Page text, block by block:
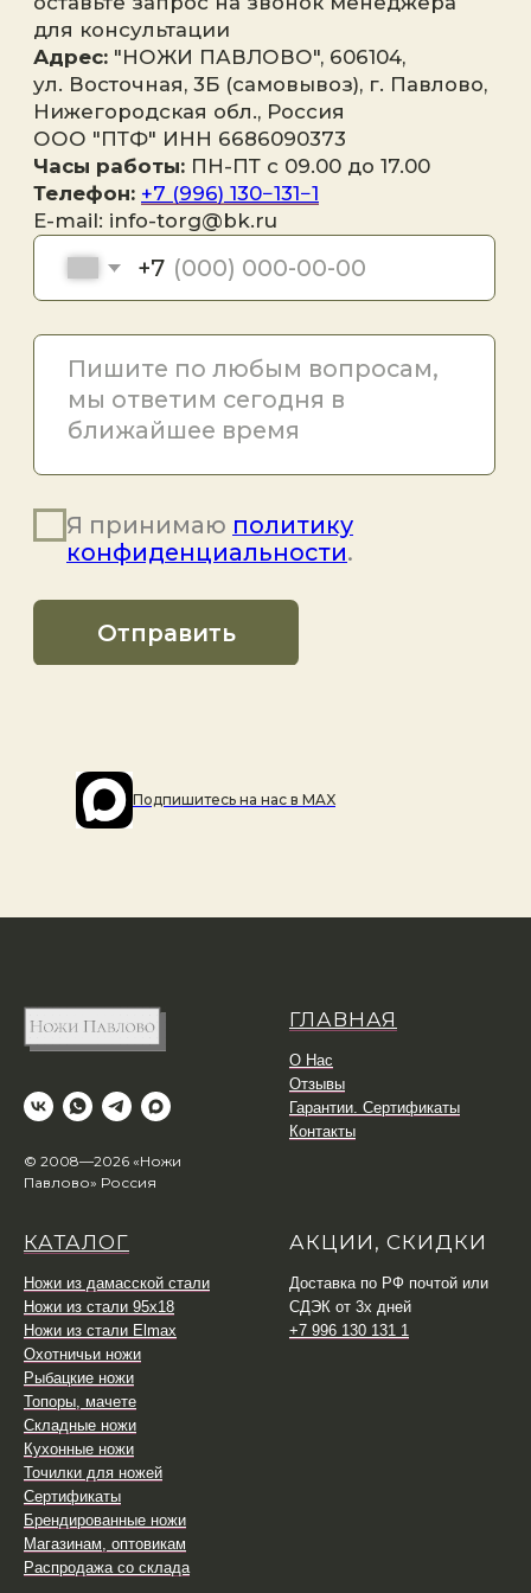
Подпишитесь на наc в MAX
© 2008—2026 «Ножи
Павлово» Россия
ГЛАВНАЯ
О Нас
Отзывы
Гарантии. Сертификаты
Контакты
КАТАЛОГ
Ножи из дамасской стали
Ножи из стали 95х18
Ножи из стали Elmax
Охотничьи ножи
Рыбацкие ножи
Топоры, мачете
Складные ножи
Кухонные ножи
Точилки для ножей
Сертификаты
Брендированные ножи
Магазинам, оптовикам
Распродажа со склада
АКЦИИ, СКИДКИ
Доставка по РФ почтой или
СДЭК от 3х дней
+7 996 130 131 1